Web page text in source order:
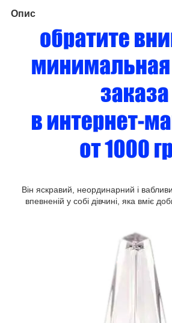
Опис
Він яскравий, неординарний і
впевненій у собі дівчині, яка вміє